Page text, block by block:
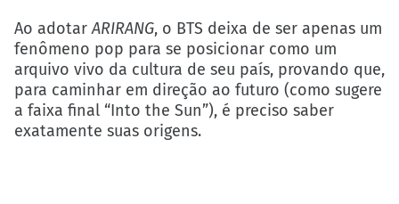
Ao adotarARIRANG, o BTS deixa de ser apenas um
fenômeno pop para se posicionar como um
arquivo vivo da cultura de seu país, provando que,
para caminhar em direção ao futuro (como sugere
a faixa final “Into the Sun”), é preciso saber
exatamente suas origens.